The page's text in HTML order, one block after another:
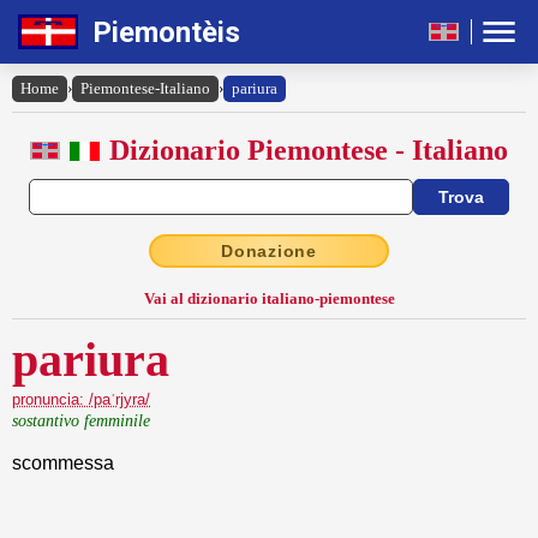
Piemontèis
Home › Piemontese-Italiano › pariura
Dizionario Piemontese - Italiano
Donazione
Vai al dizionario italiano-piemontese
pariura
pronuncia: /paˈrjyra/
sostantivo femminile
scommessa